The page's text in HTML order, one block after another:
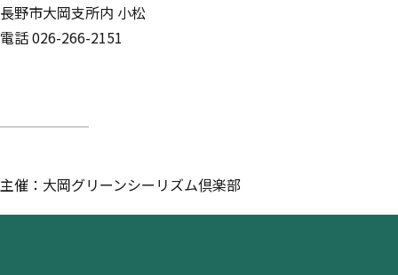
長野市大岡支所内 小松
電話 026-266-2151
主催：大岡グリーンシーリズム倶楽部